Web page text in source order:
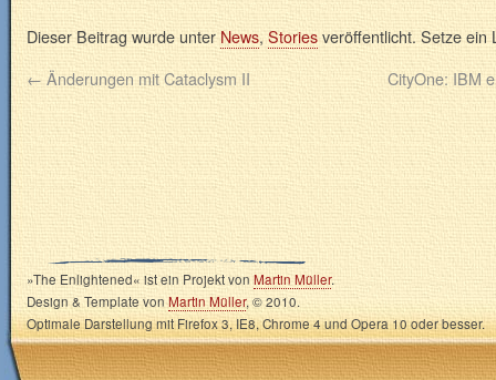
Dieser Beitrag wurde unter News,Storiesveröffentlicht. Setze
←Änderungen mit Cataclysm II CityOne: IBM
»The Enlightened« ist ein Projekt vonMartin Müller.
Design & Template vonMartin Müller, © 2010.
Optimale Darstellung mit Firefox 3, IE8, Chrome 4 und Opera 10 oder besser.